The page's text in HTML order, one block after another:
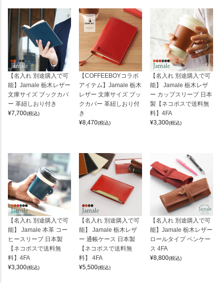
【名入れ 別途購入で可
能】Jamale 栃木レザー
文庫サイズ ブックカバ
ー 革紐しおり付き
¥7,700(税込)
【COFFEEBOYコラボ
アイテム】Jamale 栃木
レザー 文庫サイズ ブッ
クカバー 革紐しおり付
き
¥8,470(税込)
【名入れ 別途購入で可
能】 Jamale 栃木レザ
ー カップスリーブ 日本
製【ネコポスで送料無
料】4FA
¥3,300(税込)
【名入れ 別途購入で可
能】 Jamale 本革 コー
ヒースリーブ 日本製
【ネコポスで送料無
料】4FA
¥3,300(税込)
【名入れ 別途購入で可
能】 Jamale 栃木レザ
ー 通帳ケース 日本製
【ネコポスで送料無
料】 4FA
¥5,500(税込)
【名入れ 別途購入で可
能】Jamale 栃木レザー
ロールタイプ ペンケー
ス 4FA
¥8,800(税込)